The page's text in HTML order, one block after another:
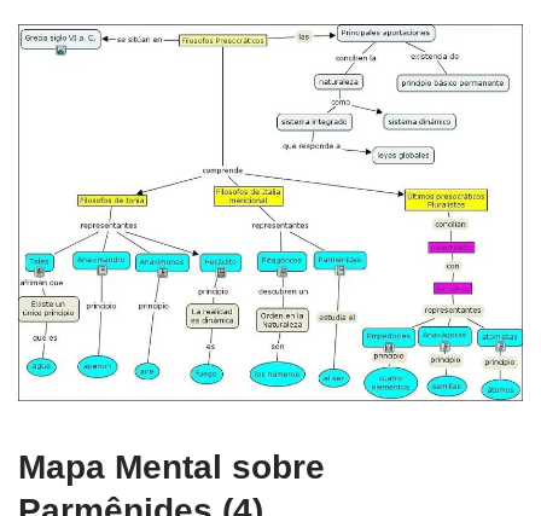
Mapa Mental sobre